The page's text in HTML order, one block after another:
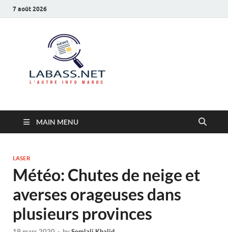
7 août 2026
MAIN MENU
LASER
Météo: Chutes de neige et
averses orageuses dans
plusieurs provinces